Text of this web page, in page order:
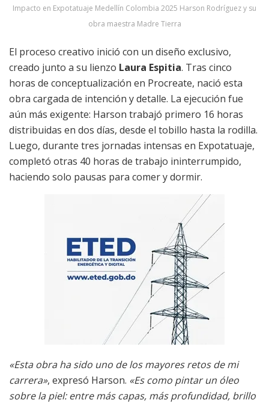
Impacto en Expotatuaje Medellín Colombia 2025 Harson Rodríguez y su
obra maestra Madre Tierra
El proceso creativo inició con un diseño exclusivo,
creado junto a su lienzo Laura Espitia. Tras cinco
horas de conceptualización en Procreate, nació esta
obra cargada de intención y detalle. La ejecución fue
aún más exigente: Harson trabajó primero 16 horas
distribuidas en dos días, desde el tobillo hasta la rodilla.
Luego, durante tres jornadas intensas en Expotatuaje,
completó otras 40 horas de trabajo ininterrumpido,
haciendo solo pausas para comer y dormir.
«Esta obra ha sido uno de los mayores retos de mi
carrera», expresó Harson. «Es como pintar un óleo
sobre la piel: entre más capas, más profundidad, brillo